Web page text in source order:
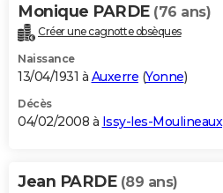
Monique PARDE (76 ans)
Créer une cagnotte obsèques
Naissance
13/04/1931 à Auxerre (Yonne)
Décès
04/02/2008 à Issy-les-Moulineaux
Jean PARDE (89 ans)